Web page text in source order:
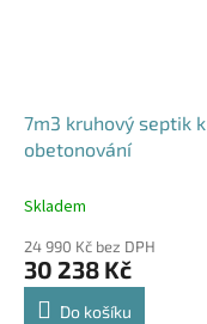
7m3 kruhový septik k
obetonování
Skladem
24 990 Kč bez DPH
30 238 Kč
Do košíku